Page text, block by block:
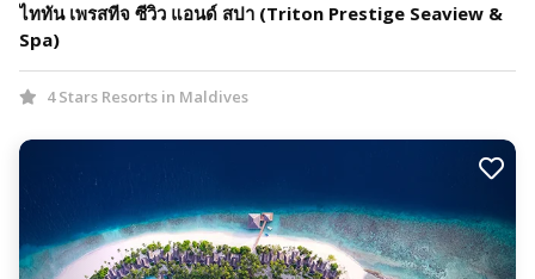
ไททัน เพรสทีจ ซีวิว แอนด์ สปา (Triton Prestige Seaview &
Spa)
4 Stars Resorts in Maldives